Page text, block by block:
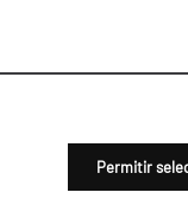
Permitir